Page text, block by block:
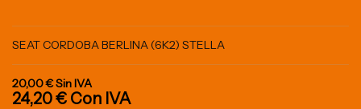
SEAT CORDOBA BERLINA (6K2) STELLA
20,00 €Sin IVA
24,20 € Con IVA